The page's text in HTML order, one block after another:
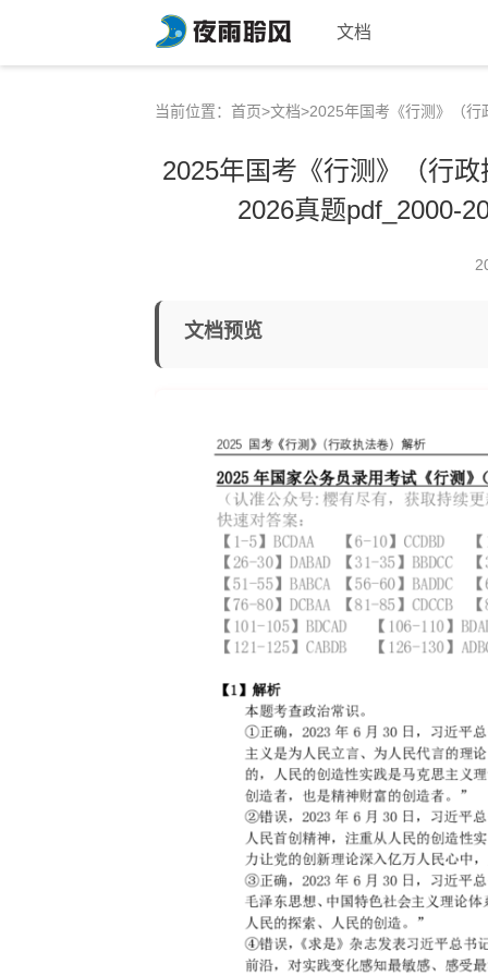
文档
当前位置： 首页>文档>2025年国考《行测》（
2025年国考《行测》（行
2026真题pdf_2000-
文档预览